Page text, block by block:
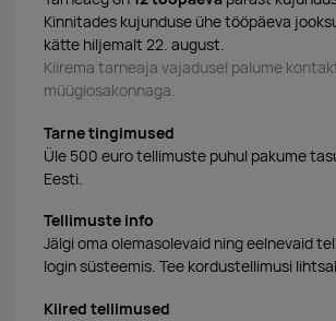
Kinnitades kujunduse ühe tööpäeva
kätte hiljemalt 22. august.
Kiirema tarneaja vajadusel palume
müügiosakonnaga.
Tarne tingimused
Üle 500 euro tellimuste puhul pakume
Eesti.
Tellimuste info
Jälgi oma olemasolevaid ning eelnevaid
login süsteemis. Tee kordustellimusi
Kiired tellimused